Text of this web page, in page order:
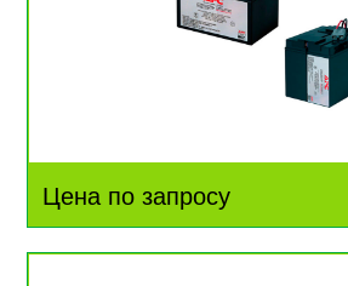
Цена по запросу